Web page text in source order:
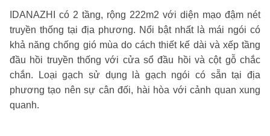
IDANAZHI có 2 tầng, rộng 222m2 với diện mạo đậm nét
truyền thống tại địa phương. Nổi bật nhất là mái ngói có
khả năng chống gió mùa do cách thiết kế dài và xếp tầng
đầu hồi truyền thống với cửa sổ đầu hồi và cột gỗ chắc
chắn. Loại gạch sử dụng là gạch ngói có sẵn tại địa
phương tạo nên sự cân đối, hài hòa với cảnh quan xung
quanh.